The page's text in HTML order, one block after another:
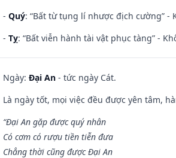
- Quý: “Bất từ tụng lí nhược địch cường”
- Tỵ: “Bất viễn hành tài vật phục tàng” -
Ngày: Đại An - tức ngày Cát.
Là ngày tốt, mọi việc đều được yên tâm,
“Đại An gặp được quý nhân
Có cơm có rượu tiền tiễn đưa
Chẳng thời cũng được Đại An